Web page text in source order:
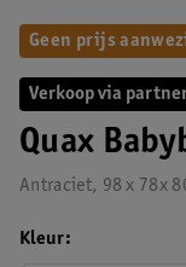
Verkoop via
Quax
Antraciet, 98 x 78x
Geen prijs
Kleur